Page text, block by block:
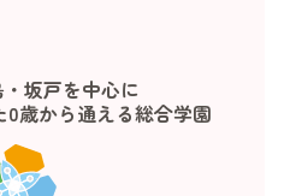
坂戸を中心に
歳から通える総合学園